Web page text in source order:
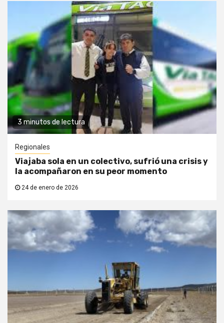
3 minutos de lectura
Regionales
Viajaba sola en un colectivo, sufrió una crisis y
la acompañaron en su peor momento
24 de enero de 2026